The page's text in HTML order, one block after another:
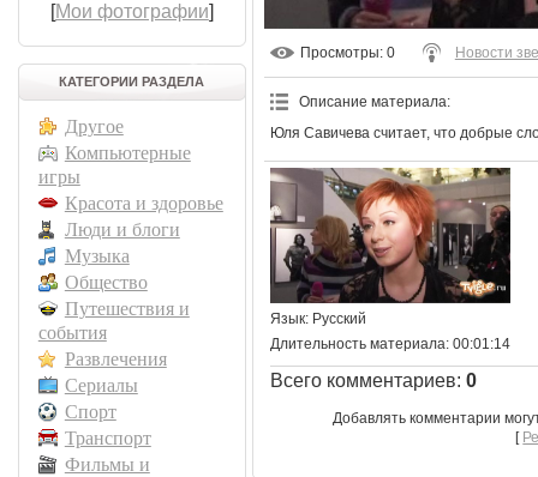
[Мои фотографии]
КАТЕГОРИИ РАЗДЕЛА
Другое
Компьютерные
игры
Красота и здоровье
Люди и блоги
Музыка
Общество
Путешествия и
события
Развлечения
Сериалы
Спорт
Транспорт
Фильмы и
Просмотры: 0 Новости
Описание материала:
Юля Савичева считает, что добрые
Язык: Русский
Длительность материала: 00:01:14
Всего комментариев: 0
Добавлять комментарии
[